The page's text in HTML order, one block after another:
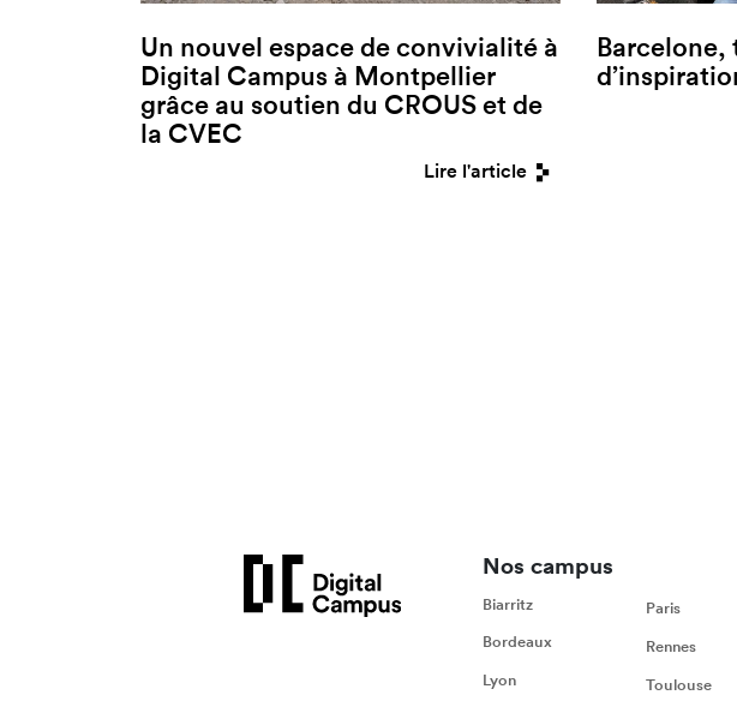
Un nouvel espace de convivialité à
Digital Campus à Montpellier
grâce au soutien du CROUS et de
la CVEC
Lire l'article
Barcelone,
Nos campus
Biarritz
Bordeaux
Lyon
Paris
Rennes
Toulouse